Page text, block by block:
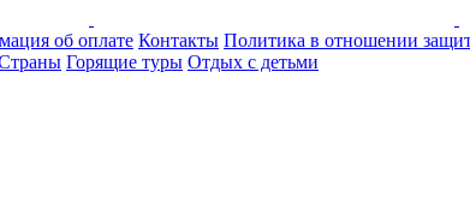
об оплате Контакты Политика в отношении
Горящие туры Отдых с детьми